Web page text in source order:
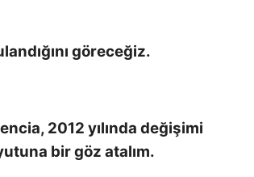
göreceğiz.
2012 yılında değişimi
bir göz atalım.